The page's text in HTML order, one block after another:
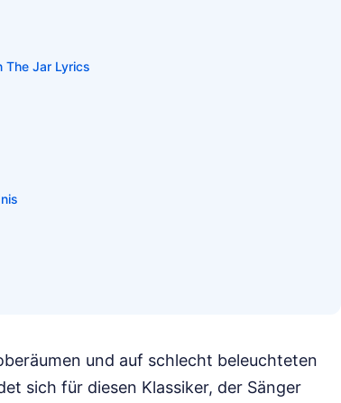
The Jar Lyrics
und auf schlecht beleuchteten
sich für diesen Klassiker, der Sänger